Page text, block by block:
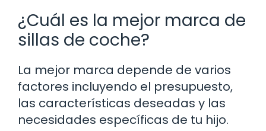
¿Cuál es la mejor marca de
sillas de coche?
La mejor marca depende de varios
factores incluyendo el presupuesto,
las características deseadas y las
necesidades específicas de tu hijo.